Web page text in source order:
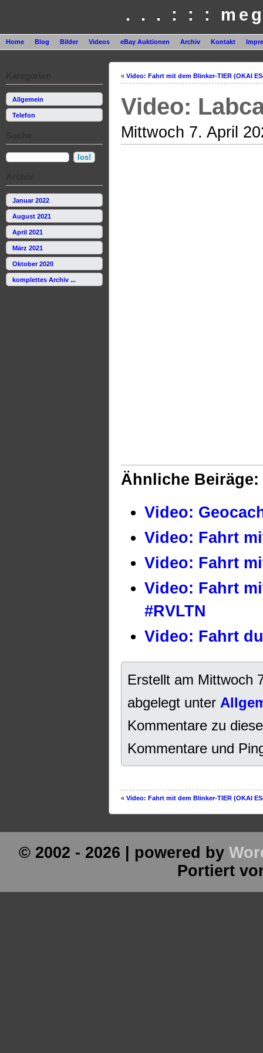
. . . : : :
Home Blog Bilder Videos eBay Auktionen Archiv Kontakt
Allgemein
Telefon
Januar 2022
August 2021
April 2021
März 2021
Oktober 2020
komplettes Archiv ...
« Video: Fahrt mit dem Blinker-TIER (OKAI
Video:
Mittwoch 7. April
Ähnliche Beiräge:
Video:
Video: Fahrt
Video: Fahrt
Video: Fahrt
#RVLTN
Video: Fahrt
Erstellt am Mittwoch
abgelegt unter
Kommentare zu
Kommentare und
« Video: Fahrt mit dem Blinker-TIER (OKAI
© 2002 - 2026 | powered by
Portiert